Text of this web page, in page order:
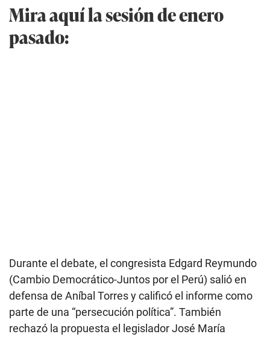
Mira aquí la sesión de enero
pasado:
Durante el debate, el congresista Edgard Reymundo
(Cambio Democrático-Juntos por el Perú) salió en
defensa de Aníbal Torres y calificó el informe como
parte de una “persecución política”. También
rechazó la propuesta el legislador José María